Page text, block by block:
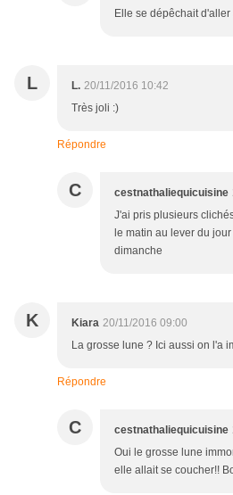
Elle se dépêchait
L L. 20/11/2016 10:42
Très joli :)
Répondre
C cestnathaliequicuisine
J'ai pris plusieurs
le matin au lever du
dimanche
K Kiara 20/11/2016 09:00
La grosse lune ? Ici aussi on l'a
Répondre
C cestnathaliequicuisine
Oui le grosse lune
elle allait se coucher!!